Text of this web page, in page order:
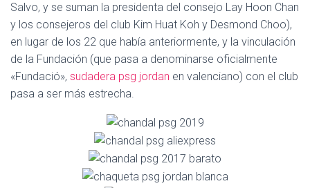
Salvo, y se suman la presidenta del consejo Lay Hoon Chan
y los consejeros del club Kim Huat Koh y Desmond Choo),
en lugar de los 22 que había anteriormente, y la vinculación
de la Fundación (que pasa a denominarse oficialmente
«Fundació», sudadera psg jordan en valenciano) con el club
pasa a ser más estrecha.